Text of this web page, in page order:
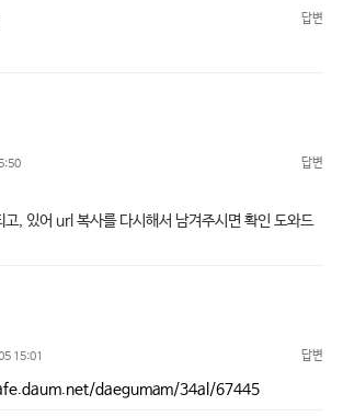
답변
답변
고, 있어 url 복사를 다시해서 남겨주시면 확인 도와드
15:01 답변
daegumam/34al/67445